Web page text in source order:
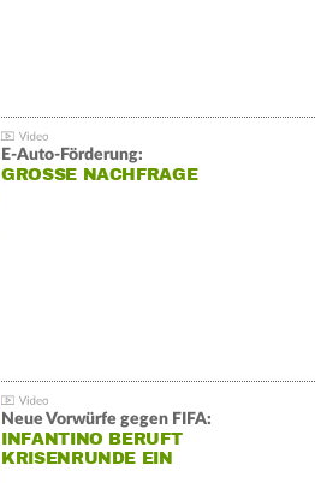
E-Auto-Förderung:
GROSSE NACHFRAGE
Neue Vorwürfe gegen FIFA:
INFANTINO BERUFT
KRISENRUNDE EIN